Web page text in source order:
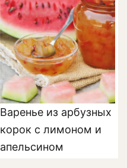
Варенье из арбузных
корок с лимоном и
апельсином